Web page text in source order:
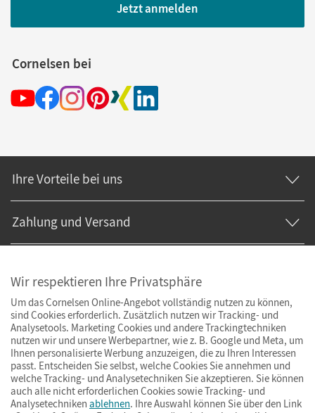
Jetzt anmelden
Cornelsen bei
Ihre Vorteile bei uns
Zahlung und Versand
Wir respektieren Ihre Privatsphäre
Um das Cornelsen Online-Angebot vollständig nutzen zu können,
sind Cookies erforderlich. Zusätzlich nutzen wir Tracking- und
Analysetools. Marketing Cookies und andere Trackingtechniken
nutzen wir und unsere Werbepartner, wie z. B. Google und Meta, um
Ihnen personalisierte Werbung anzuzeigen, die zu Ihren Interessen
passt. Entscheiden Sie selbst, welche Cookies Sie annehmen und
welche Tracking- und Analysetechniken Sie akzeptieren. Sie können
auch alle nicht erforderlichen Cookies sowie Tracking- und
Analysetechniken ablehnen. Ihre Auswahl können Sie über den Link